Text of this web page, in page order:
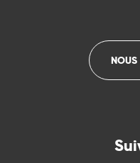
NOUS